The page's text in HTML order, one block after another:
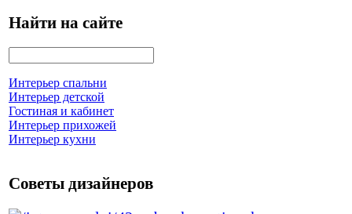
Найти на сайте
Интерьер спальни
Интерьер детской
Гостиная и кабинет
Интерьер прихожей
Интерьер кухни
Советы дизайнеров